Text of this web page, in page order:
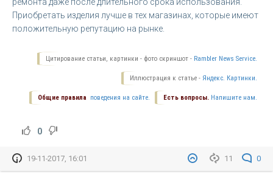
Приобретать изделия лучше в тех магазинах, которые имеют
положительную репутацию на рынке.
Цитирование статьи, картинки - фото скриншот - Rambler News Service.
Иллюстрация к статье - Яндекс. Картинки.
Есть вопросы. Напишите нам.
Общие правила поведения на сайте.
0
11 0
19-11-2017, 16:01